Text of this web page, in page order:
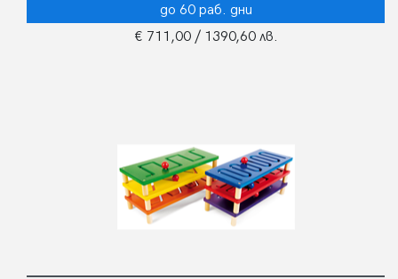
до 60 раб. дни
€ 711,00 / 1390,60 лв.